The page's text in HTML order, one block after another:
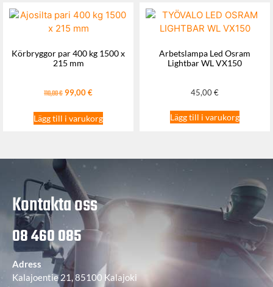
Körbryggor par 400 kg 1500 x
215 mm
110,00€99,00€
Lägg till i varukorg
Arbetslampa Led Osram
Lightbar WL VX150
45,00€
Lägg till i varukorg
Kontakta oss
08 460 085
Adress
Kalajoentie 21, 85100 Kalajoki